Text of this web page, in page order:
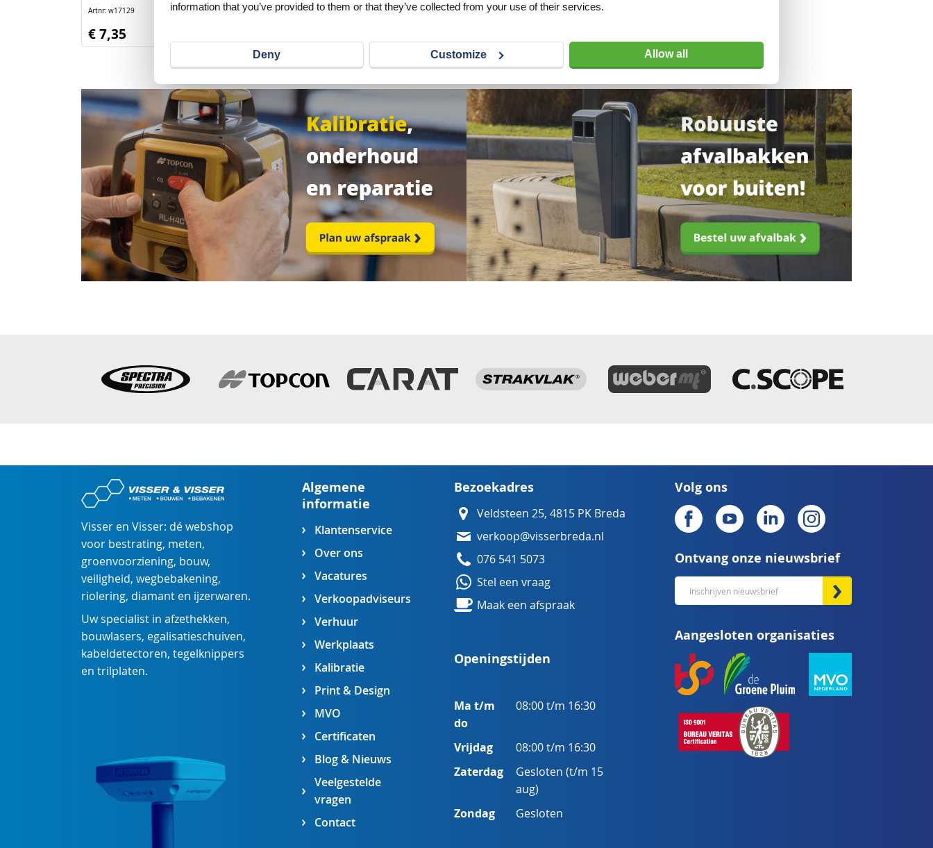
information that you’ve provided to them or that they’ve collected from your use of their services.
Deny Customize Allow all
Artnr w17129 excl. btw
€ 7,35
Artnr w17122 excl. btw Artnr w17124 excl. btw
Visser en Visser: dé webshop
voor bestrating, meten,
groenvoorziening, bouw,
veiligheid, wegbebakening,
riolering, diamant en ijzerwaren.
Uw specialist in afzethekken,
bouwlasers, egalisatieschuiven,
kabeldetectoren, tegelknippers
en trilplaten.
Algemene
informatie
Klantenservice
Over ons
Vacatures
Verkoopadviseurs
Verhuur
Werkplaats
Kalibratie
Print & Design
MVO
Certificaten
Blog & Nieuws
Veelgestelde
vragen
Contact
Bezoekadres
Veldsteen 25, 4815 PK Breda
verkoop@visserbreda.nl
076 541 5073
Stel een vraag
Maak een afspraak
Openingstijden
Ma t/m
do
08:00 t/m 16:30
Vrijdag 08:00 t/m 16:30
Zaterdag
Gesloten (t/m 15
aug)
Zondag Gesloten
Volg ons
Ontvang onze nieuwsbrief
Abonneer
u
onze
nieuwsbrief
Aangesloten organisaties